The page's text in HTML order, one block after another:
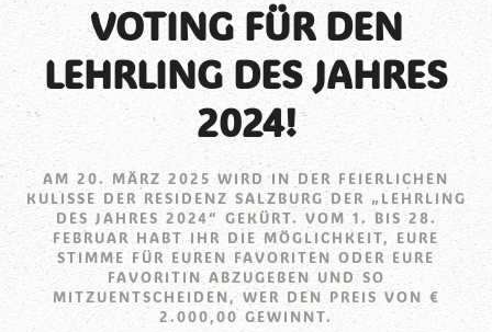
VOTING FÜR DEN
LEHRLING DES JAHRES
2024!
AM 20. MÄRZ 2025 WIRD IN DER FEIERLICHEN
KULISSE DER RESIDENZ SALZBURG DER „LEHRLING
DES JAHRES 2024“ GEKÜRT. VOM 1. BIS 28.
FEBRUAR HABT IHR DIE MÖGLICHKEIT, EURE
STIMME FÜR EUREN FAVORITEN ODER EURE
FAVORITIN ABZUGEBEN UND SO
MITZUENTSCHEIDEN, WER DEN PREIS VON €
2.000,00 GEWINNT.